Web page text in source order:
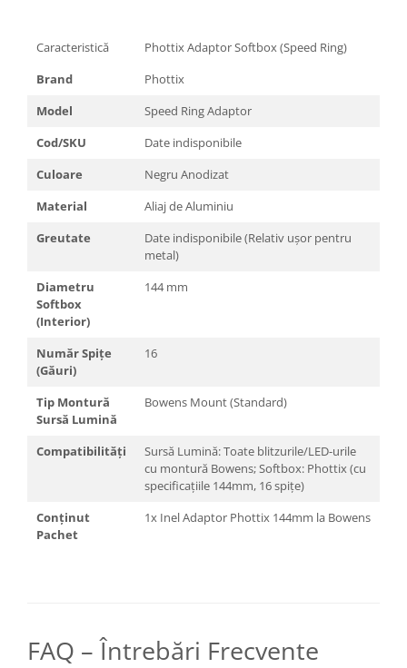
Trepiede pentru compacte /
webcam-uri
Monopiede foto/video
Huse trepied / stativ lumini
Sina Focus pentru Macro
Selfie Stick
Blitz-uri studio
Blitz-uri mobile, cu acumulatori
Lampi lumina continua
Suporti pentru fundaluri
Caracteristică
Phottix Adaptor Softbox (Speed Ring)
Brand
Phottix
Model
Speed Ring Adaptor
Cod/SKU
Date indisponibile
Culoare
Negru Anodizat
Material
Aliaj de Aluminiu
Greutate
Date indisponibile (Relativ ușor pentru
metal)
Diametru
Softbox
(Interior)
144 mm
Număr Spițe
(Găuri)
16
Tip Montură
Sursă Lumină
Bowens Mount (Standard)
Compatibilități
Sursă Lumină: Toate blitzurile/LED-urile
cu montură Bowens; Softbox: Phottix (cu
specificațiile 144mm, 16 spițe)
Conținut
Pachet
1x Inel Adaptor Phottix 144mm la Bowens
FAQ – Întrebări Frecvente